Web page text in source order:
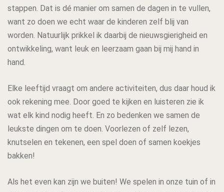
stappen. Dat is dé manier om samen de dagen in te vullen,
want zo doen we echt waar de kinderen zelf blij van
worden. Natuurlijk prikkel ik daarbij de nieuwsgierigheid en
ontwikkeling, want leuk en leerzaam gaan bij mij hand in
hand.
Elke leeftijd vraagt om andere activiteiten, dus daar houd ik
ook rekening mee. Door goed te kijken en luisteren zie ik
wat elk kind nodig heeft. En zo bedenken we samen de
leukste dingen om te doen. Voorlezen of zelf lezen,
knutselen en tekenen, een spel doen of samen koekjes
bakken!
Als het even kan zijn we buiten! We spelen in onze tuin of in